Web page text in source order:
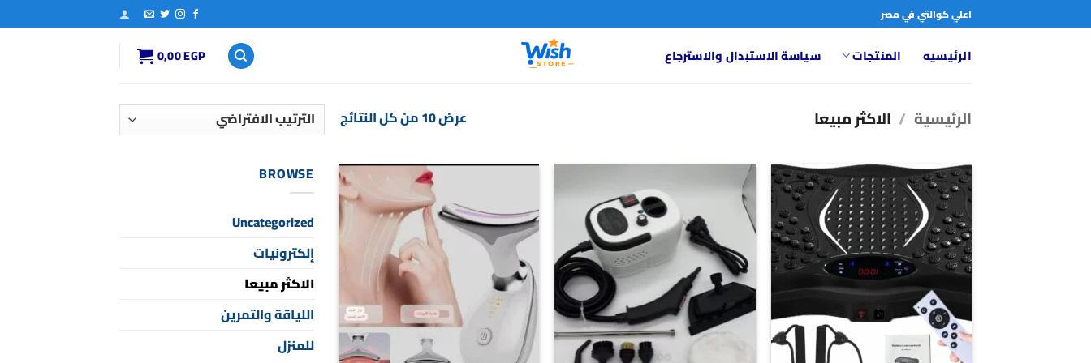
للمحتوى
اعلي كوالتي في مصر
الرئيسيه المنتجات سياسة الاستبدال والاسترجاع 0,00EGP
الرئيسية / الاكثر مبيعا عرض ⁦10⁩ من كل النتائج
Add to
wishlist
wishlist
Add to
wishlist
BROWSE
Uncategorized
إلكترونيات
الاكثر مبيعا
اللياقة والتمرين
للمنزل